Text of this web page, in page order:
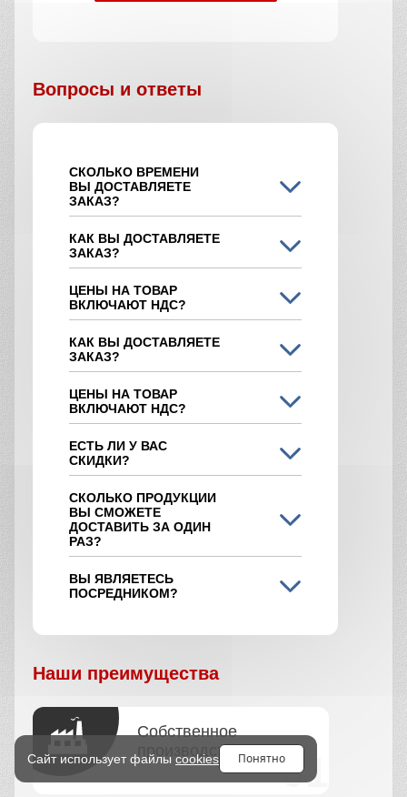
Вопросы и ответы
СКОЛЬКО ВРЕМЕНИ
ВЫ ДОСТАВЛЯЕТЕ
ЗАКАЗ?
КАК ВЫ ДОСТАВЛЯЕТЕ
ЗАКАЗ?
ЦЕНЫ НА ТОВАР
ВКЛЮЧАЮТ НДС?
КАК ВЫ ДОСТАВЛЯЕТЕ
ЗАКАЗ?
ЦЕНЫ НА ТОВАР
ВКЛЮЧАЮТ НДС?
ЕСТЬ ЛИ У ВАС
СКИДКИ?
СКОЛЬКО ПРОДУКЦИИ
ВЫ СМОЖЕТЕ
ДОСТАВИТЬ ЗА ОДИН
РАЗ?
ВЫ ЯВЛЯЕТЕСЬ
ПОСРЕДНИКОМ?
Наши преимущества
Собственное
производство
Сайт использует файлы cookies Понятно